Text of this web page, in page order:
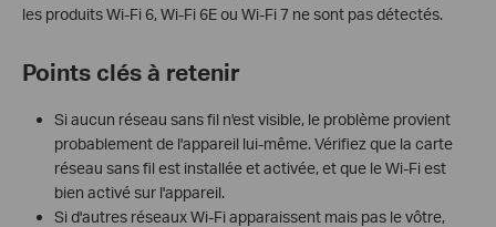
les produits Wi-Fi 6, Wi-Fi 6E ou Wi-Fi 7 ne sont pas détectés.
Points clés à retenir
Si aucun réseau sans fil n'est visible, le problème provient
probablement de l'appareil lui-même. Vérifiez que la carte
réseau sans fil est installée et activée, et que le Wi-Fi est
bien activé sur l'appareil.
Si d'autres réseaux Wi-Fi apparaissent mais pas le vôtre,